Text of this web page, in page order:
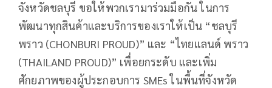
จังหวัดชลบุรี ขอให้พวกเรามาร่วมมือกัน ในการ
พัฒนาทุกสินค้าและบริการของเราให้เป็น “ชลบุรี
พราว (CHONBURI PROUD)” และ “ไทยแลนด์ พราว
(THAILAND PROUD)” เพื่อยกระดับ และเพิ่ม
ศักยภาพของผู้ประกอบการ SMEs ในพื้นที่จังหวัด